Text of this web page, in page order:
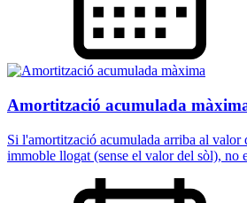
Amortització acumulada
Si l'amortització acumulada arriba al valor
immoble llogat (sense el valor del sòl), no